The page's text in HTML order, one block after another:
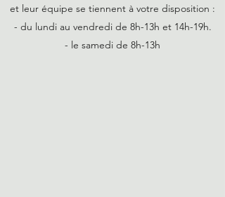
et leur équipe se tiennent à votre disposition :
- du lundi au vendredi de 8h-13h et 14h-19h.
- le samedi de 8h-13h